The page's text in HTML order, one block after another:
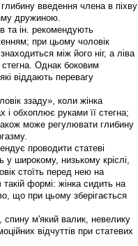
введення члена в піхву
дружиною.
та ін. рекомендують
при цьому чоловік
між його ніг, а ліва
стегна. Однак боковим
віддають перевагу
ззаду», коли жінка
і обхоплює руками її стегна;
може регулювати глибину
проводити статеві
у широкому, низькому кріслі,
стоїть перед нею на
формі: жінка сидить на
що при цьому зберігається
спину м'який валик, невелику
відчуттів при статевих